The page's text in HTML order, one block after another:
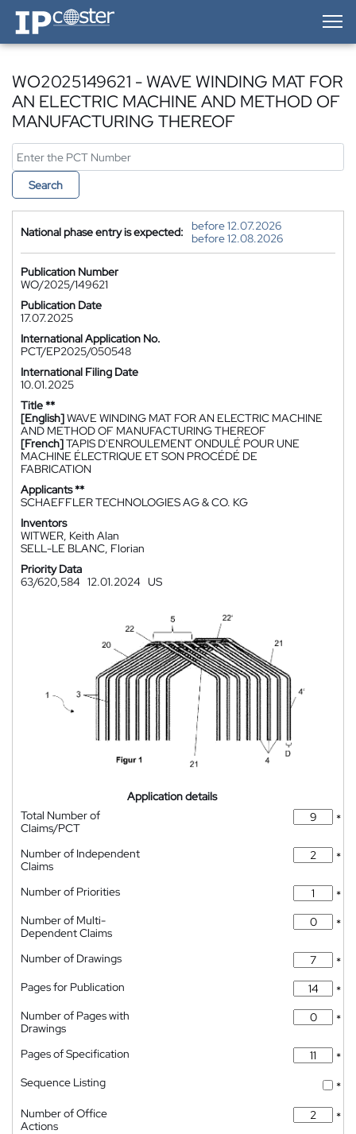
IP-Coster — Home
WO2025149621 - WAVE WINDING MAT FOR
AN ELECTRIC MACHINE AND METHOD OF
MANUFACTURING THEREOF
Search
National phase entry is expected:
before 12.07.2026
before 12.08.2026
Publication Number
WO/2025/149621
Publication Date
17.07.2025
International Application No.
PCT/EP2025/050548
International Filing Date
10.01.2025
Title **
[English]WAVE WINDING MAT FOR AN ELECTRIC MACHINE
AND METHOD OF MANUFACTURING THEREOF
[French]TAPIS D'ENROULEMENT ONDULÉ POUR UNE
MACHINE ÉLECTRIQUE ET SON PROCÉDÉ DE
FABRICATION
Applicants **
SCHAEFFLER TECHNOLOGIES AG & CO. KG
Inventors
WITWER, Keith Alan
SELL-LE BLANC, Florian
Priority Data
63/620,584 12.01.2024 US
Application details
Total Number of
Claims/PCT
*
Number of Independent
Claims
*
Number of Priorities
*
Number of Multi-
Dependent Claims
*
Number of Drawings
*
Pages for Publication
*
Number of Pages with
Drawings
*
Pages of Specification
*
Sequence Listing
*
Number of Office
Actions
*